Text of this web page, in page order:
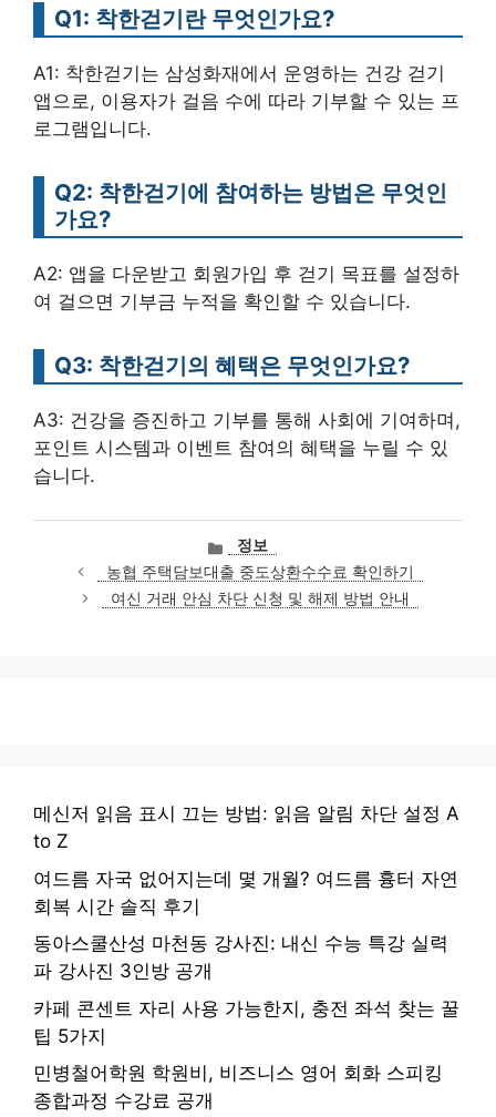
Q1: 착한걷기란 무엇인가요?
A1: 착한걷기는 삼성화재에서 운영하는 건강 걷기
앱으로, 이용자가 걸음 수에 따라 기부할 수 있는 프
로그램입니다.
Q2: 착한걷기에 참여하는 방법은 무엇인
가요?
A2: 앱을 다운받고 회원가입 후 걷기 목표를 설정하
여 걸으면 기부금 누적을 확인할 수 있습니다.
Q3: 착한걷기의 혜택은 무엇인가요?
A3: 건강을 증진하고 기부를 통해 사회에 기여하며,
포인트 시스템과 이벤트 참여의 혜택을 누릴 수 있
습니다.
카
테
고
리
정보
농협 주택담보대출 중도상환수수료 확인하기
여신 거래 안심 차단 신청 및 해제 방법 안내
메신저 읽음 표시 끄는 방법: 읽음 알림 차단 설정 A
to Z
여드름 자국 없어지는데 몇 개월? 여드름 흉터 자연
회복 시간 솔직 후기
동아스쿨산성 마천동 강사진: 내신 수능 특강 실력
파 강사진 3인방 공개
카페 콘센트 자리 사용 가능한지, 충전 좌석 찾는 꿀
팁 5가지
민병철어학원 학원비, 비즈니스 영어 회화 스피킹
종합과정 수강료 공개